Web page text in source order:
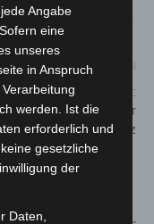
Nächster Artikel
auf hohem Niveau:
Hannover
zieht Bilanz
Angabe
eine
unseres
in Anspruch
werden. Ist die
erforderlich und
gesetzliche
der
Daten,